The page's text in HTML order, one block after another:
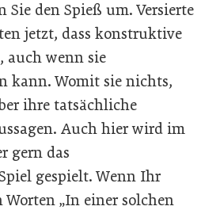
Sie den Spieß um. Versierte
jetzt, dass konstruktive
wenn sie
kann. Womit sie nichts,
ihre tatsächliche
Auch hier wird im
gern das
gespielt. Wenn Ihr
Worten „In einer solchen